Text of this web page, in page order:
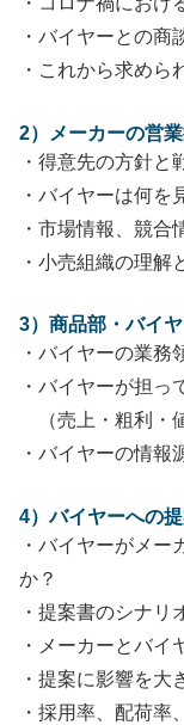
・バイヤーとの
・これから求めら
2）メーカーの営
・得意先の方針と
・バイヤーは何を
・市場情報、競合
・小売組織の理解
3）商品部・バイ
・バイヤーの業
・バイヤーが担っ
（売上・粗利・
・バイヤーの情報
4）バイヤーへの
・バイヤーがメ
か？
・提案書のシナ
・メーカーとバイ
・提案に影響を大
・採用率、配荷率